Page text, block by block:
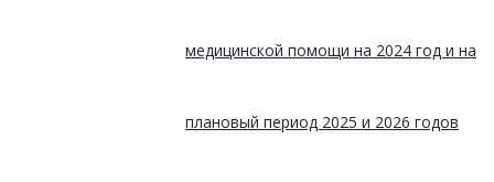
медицинской помощи на 2024 год и на
плановый период 2025 и 2026 годов